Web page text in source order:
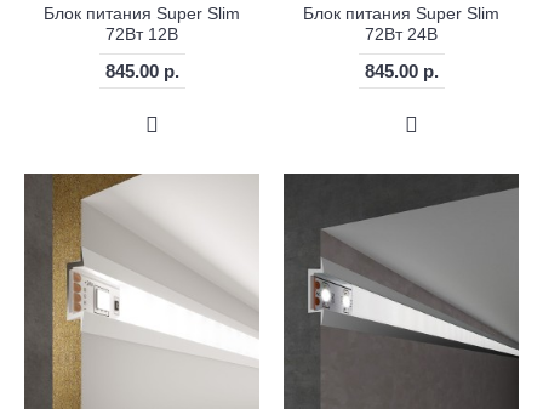
Блок питания Super Slim
72Вт 12В
845.00 р.
Блок питания Super Slim
72Вт 24В
845.00 р.